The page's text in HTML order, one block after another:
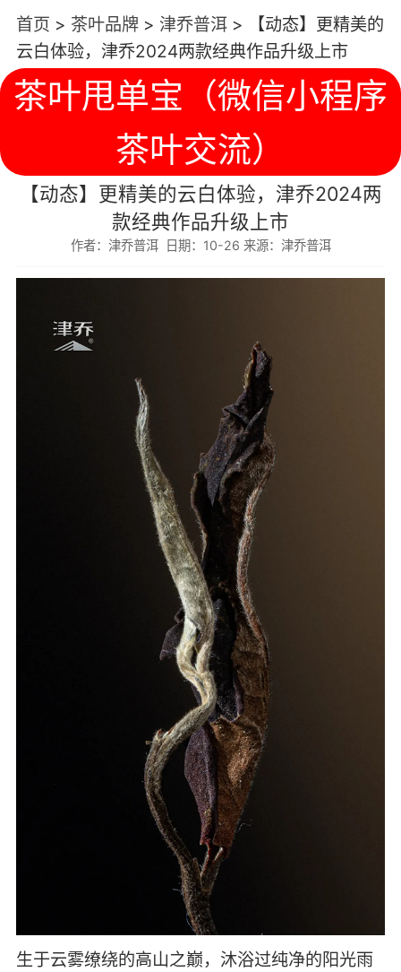
首页 > 茶叶品牌> 津乔普洱>
【动态】更精美的
云白体验，津乔2024两款经典作品升级上市
茶叶甩单宝（微信小程序
茶叶交流）
【动态】更精美的云白体验，津乔2024两
款经典作品升级上市
作者：津乔普洱 日期：10-26 来源：津乔普洱
生于云雾缭绕的高山之巅，沐浴过纯净的阳光雨